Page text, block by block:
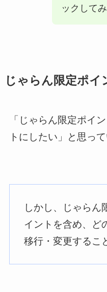
ックして
じゃらん限定ポイ
「じゃらん限定ポイ
トにしたい」と思っ
しかし、じゃらん
イントを含め、ど
移行・変更するこ